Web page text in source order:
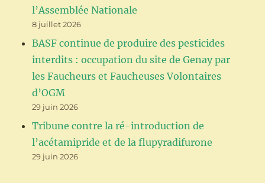
l’Assemblée Nationale
8 juillet 2026
BASF continue de produire des pesticides
interdits : occupation du site de Genay par
les Faucheurs et Faucheuses Volontaires
d’OGM
29 juin 2026
Tribune contre la ré-introduction de
l’acétamipride et de la flupyradifurone
29 juin 2026